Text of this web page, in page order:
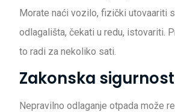
Morate naći vozilo, fizički utovaariti
odlagališta, čekati u redu, istovariti.
to radi za nekoliko sati.
Zakonska sigurnost
Nepravilno odlaganje otpada može